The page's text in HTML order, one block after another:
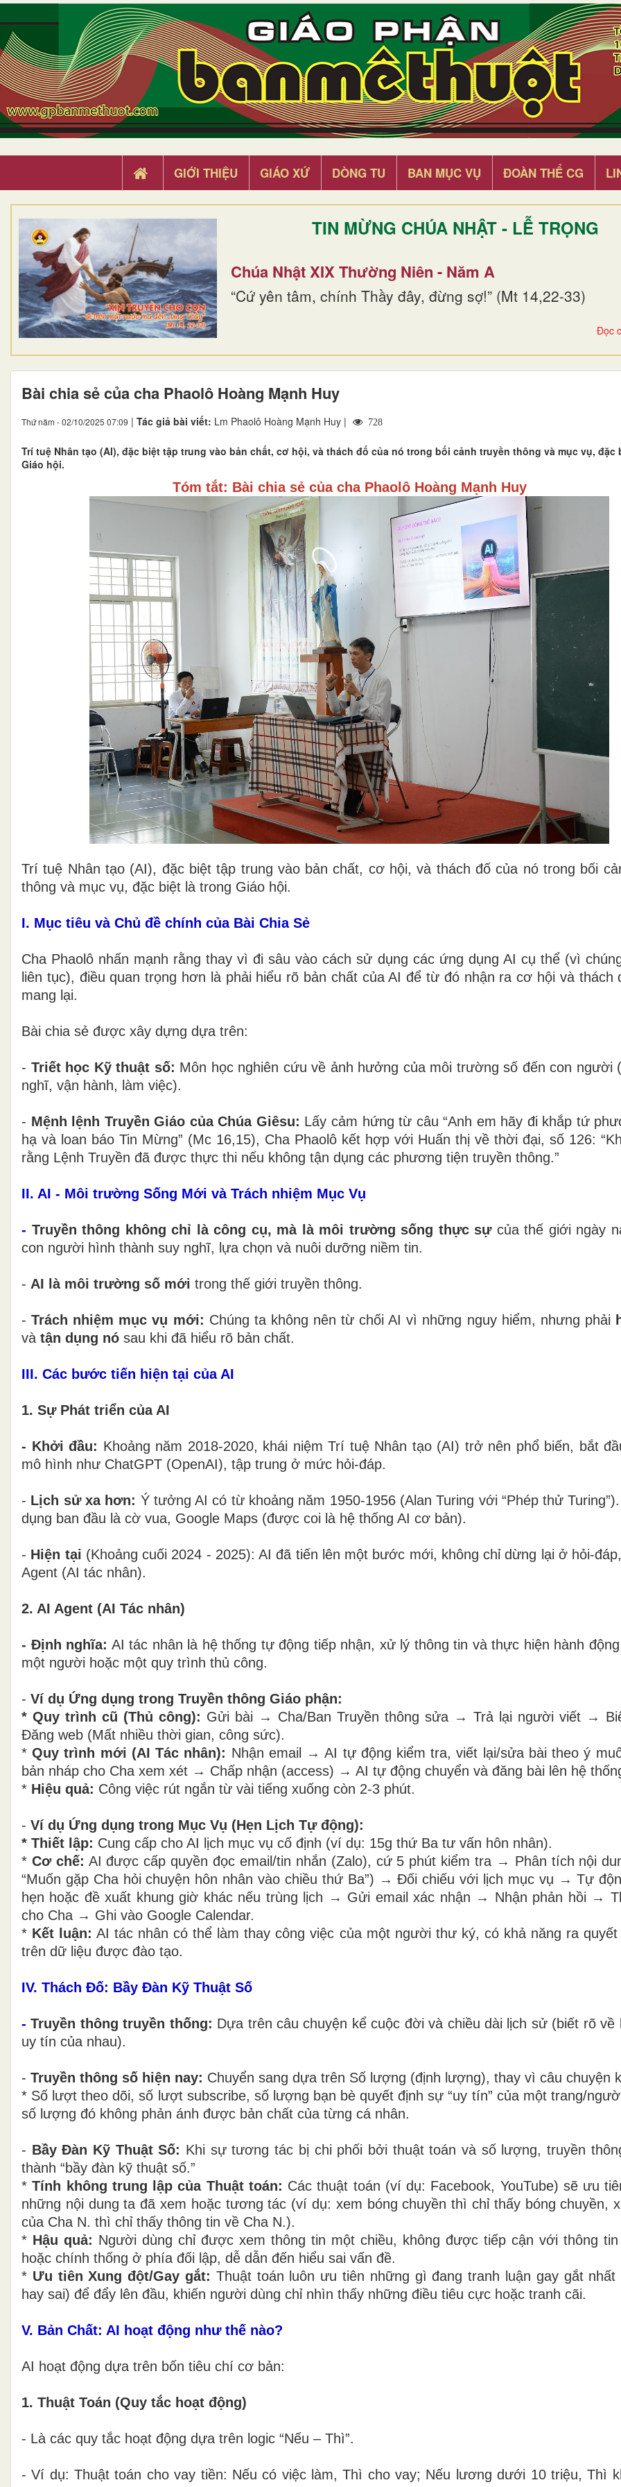
GIỚI THIỆU GIÁO XỨ DÒNG TU BAN MỤC VỤ ĐOÀN THỂ CG
TIN MỪNG CHÚA NHẬT - LỄ TRỌNG
Chúa Nhật XIX Thường Niên - Năm A
“Cứ yên tâm, chính Thầy đây, đừng sợ!” (Mt 14,22-33)
Đọc
Bài chia sẻ của cha Phaolô Hoàng Mạnh Huy
Thứ năm - 02/10/2025 07:09 | Tác giả bài viết: Lm Phaolô Hoàng Mạnh Huy | 728
Trí tuệ Nhân tạo (AI), đặc biệt tập trung vào bản chất, cơ hội, và thách đố của nó trong bối cảnh truyền thông và mục vụ, đặc
Giáo hội.
Tóm tắt: Bài chia sẻ của cha Phaolô Hoàng Mạnh Huy
Trí tuệ Nhân tạo (AI), đặc biệt tập trung vào bản chất, cơ hội, và thách đố của nó trong bối
thông và mục vụ, đặc biệt là trong Giáo hội.
I. Mục tiêu và Chủ đề chính của Bài Chia Sẻ
Cha Phaolô nhấn mạnh rằng thay vì đi sâu vào cách sử dụng các ứng dụng AI cụ thể (vì
liên tục), điều quan trọng hơn là phải hiểu rõ bản chất của AI để từ đó nhận ra cơ hội và thách
mang lại.
Bài chia sẻ được xây dựng dựa trên:
- Triết học Kỹ thuật số: Môn học nghiên cứu về ảnh hưởng của môi trường số đến con người
nghĩ, vận hành, làm việc).
- Mệnh lệnh Truyền Giáo của Chúa Giêsu: Lấy cảm hứng từ câu “Anh em hãy đi khắp tứ
hạ và loan báo Tin Mừng” (Mc 16,15), Cha Phaolô kết hợp với Huấn thị về thời đại, số 126:
rằng Lệnh Truyền đã được thực thi nếu không tận dụng các phương tiện truyền thông.”
II. AI - Môi trường Sống Mới và Trách nhiệm Mục Vụ
- Truyền thông không chỉ là công cụ, mà là môi trường sống thực sựcủa thế giới ngày
con người hình thành suy nghĩ, lựa chọn và nuôi dưỡng niềm tin.
- AI là môi trường số mới trong thế giới truyền thông.
-Trách nhiệm mục vụ mới: Chúng ta không nên từ chối AI vì những nguy hiểm, nhưng phải
và tận dụng nó sau khi đã hiểu rõ bản chất.
III. Các bước tiến hiện tại của AI
1. Sự Phát triển của AI
- Khởi đầu: Khoảng năm 2018-2020, khái niệm Trí tuệ Nhân tạo (AI) trở nên phổ biến, bắt
mô hình như ChatGPT (OpenAI), tập trung ở mức hỏi-đáp.
- Lịch sử xa hơn: Ý tưởng AI có từ khoảng năm 1950-1956 (Alan Turing với “Phép thử
dụng ban đầu là cờ vua, Google Maps (được coi là hệ thống AI cơ bản).
- Hiện tại (Khoảng cuối 2024 - 2025): AI đã tiến lên một bước mới, không chỉ dừng lại ở hỏi-
Agent (AI tác nhân).
2. AI Agent (AI Tác nhân)
- Định nghĩa: AI tác nhân là hệ thống tự động tiếp nhận, xử lý thông tin và thực hiện hành
một người hoặc một quy trình thủ công.
- Ví dụ Ứng dụng trong Truyền thông Giáo phận:
* Quy trình cũ (Thủ công): Gửi bài → Cha/Ban Truyền thông sửa → Trả lại người viết →
Đăng web (Mất nhiều thời gian, công sức).
*Quy trình mới (AI Tác nhân): Nhận email → AI tự động kiểm tra, viết lại/sửa bài theo ý
bản nháp cho Cha xem xét → Chấp nhận (access) → AI tự động chuyển và đăng bài lên hệ
* Hiệu quả: Công việc rút ngắn từ vài tiếng xuống còn 2-3 phút.
- Ví dụ Ứng dụng trong Mục Vụ (Hẹn Lịch Tự động):
* Thiết lập: Cung cấp cho AI lịch mục vụ cố định (ví dụ: 15g thứ Ba tư vấn hôn nhân).
* Cơ chế: AI được cấp quyền đọc email/tin nhắn (Zalo), cứ 5 phút kiểm tra → Phân tích nội
“Muốn gặp Cha hỏi chuyện hôn nhân vào chiều thứ Ba”) → Đối chiếu với lịch mục vụ → Tự
hẹn hoặc đề xuất khung giờ khác nếu trùng lịch → Gửi email xác nhận → Nhận phản hồi →
cho Cha → Ghi vào Google Calendar.
* Kết luận: AI tác nhân có thể làm thay công việc của một người thư ký, có khả năng ra
trên dữ liệu được đào tạo.
IV. Thách Đố: Bầy Đàn Kỹ Thuật Số
-Truyền thông truyền thống: Dựa trên câu chuyện kể cuộc đời và chiều dài lịch sử (biết rõ về
uy tín của nhau).
- Truyền thông số hiện nay: Chuyển sang dựa trên Số lượng (định lượng), thay vì câu chuyện
* Số lượt theo dõi, số lượt subscribe, số lượng bạn bè quyết định sự “uy tín” của một trang/
số lượng đó không phản ánh được bản chất của từng cá nhân.
- Bầy Đàn Kỹ Thuật Số: Khi sự tương tác bị chi phối bởi thuật toán và số lượng, truyền
thành “bầy đàn kỹ thuật số.”
*Tính không trung lập của Thuật toán: Các thuật toán (ví dụ: Facebook, YouTube) sẽ ưu
những nội dung ta đã xem hoặc tương tác (ví dụ: xem bóng chuyền thì chỉ thấy bóng chuyền,
của Cha N. thì chỉ thấy thông tin về Cha N.).
* Hậu quả: Người dùng chỉ được xem thông tin một chiều, không được tiếp cận với thông tin
hoặc chính thống ở phía đối lập, dễ dẫn đến hiểu sai vấn đề.
* Ưu tiên Xung đột/Gay gắt: Thuật toán luôn ưu tiên những gì đang tranh luận gay gắt nhất
hay sai) để đẩy lên đầu, khiến người dùng chỉ nhìn thấy những điều tiêu cực hoặc tranh cãi.
V. Bản Chất: AI hoạt động như thế nào?
AI hoạt động dựa trên bốn tiêu chí cơ bản:
1. Thuật Toán (Quy tắc hoạt động)
- Là các quy tắc hoạt động dựa trên logic “Nếu – Thì”.
- Ví dụ: Thuật toán cho vay tiền: Nếu có việc làm, Thì cho vay; Nếu lương dưới 10 triệu, Thì